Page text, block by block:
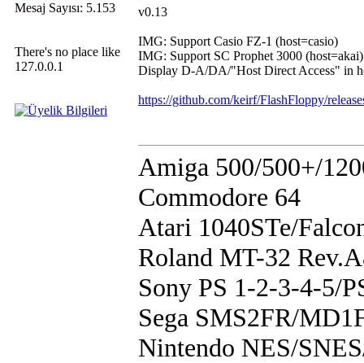
Mesaj Sayısı: 5.153
There's no place like
127.0.0.1
v0.13
IMG: Support Casio FZ-1 (host=casio)
IMG: Support SC Prophet 3000 (host=akai)
Display D-A/DA/"Host Direct Access" in
https://github.com/keirf/FlashFloppy/
Amiga 500/500+/
Commodore 64
Atari 1040STe/
Roland MT-32
Sony PS 1-2-3-4-5/
Sega SMS2FR/
Nintendo NES/